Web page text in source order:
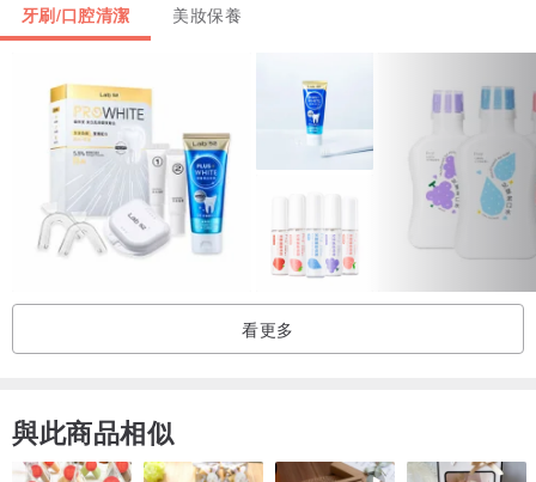
牙刷/口腔清潔 美妝保養
看更多
與此商品相似